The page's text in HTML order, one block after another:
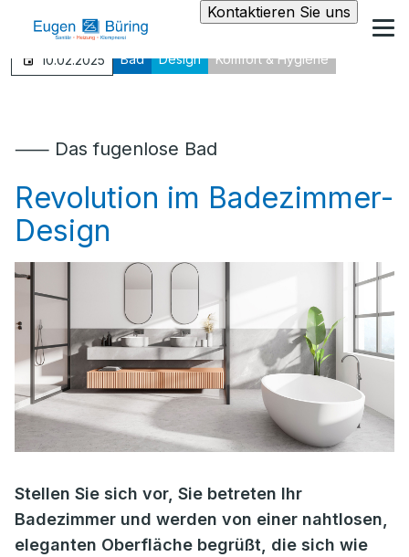
Kontaktieren Sie uns
10.02.2025 Bad Design Komfort & Hygiene
⸺ Das fugenlose Bad
Revolution im Badezimmer-
Design
Stellen Sie sich vor, Sie betreten Ihr
Badezimmer und werden von einer nahtlosen,
eleganten Oberfläche begrüßt, die sich wie